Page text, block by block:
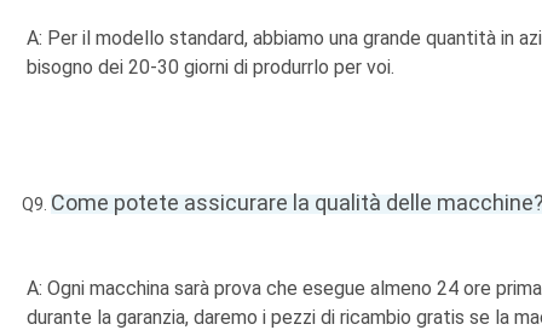
A: Per il modello standard, abbiamo una grande quantità in
bisogno dei 20-30 giorni di produrrlo per voi.
Q9. Come potete assicurare la qualità delle
A: Ogni macchina sarà prova che esegue almeno 24 ore
durante la garanzia, daremo i pezzi di ricambio gratis se la